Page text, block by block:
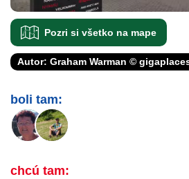
Pozri si všetko na mape
Autor: Graham Warman ©
boli tam:
chcú tam: